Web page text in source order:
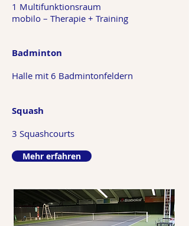
1 Multifunktionsraum
mobilo – Therapie + Training
Badminton
Halle mit 6 Badmintonfeldern
Squash
3 Squashcourts
Mehr erfahren